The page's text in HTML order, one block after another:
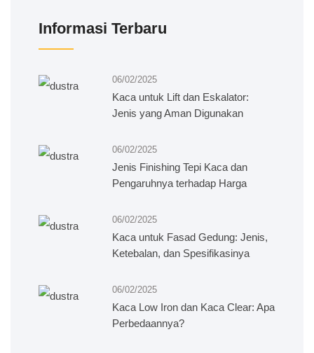
Informasi Terbaru
06/02/2025
Kaca untuk Lift dan Eskalator:
Jenis yang Aman Digunakan
06/02/2025
Jenis Finishing Tepi Kaca dan
Pengaruhnya terhadap Harga
06/02/2025
Kaca untuk Fasad Gedung: Jenis,
Ketebalan, dan Spesifikasinya
06/02/2025
Kaca Low Iron dan Kaca Clear: Apa
Perbedaannya?